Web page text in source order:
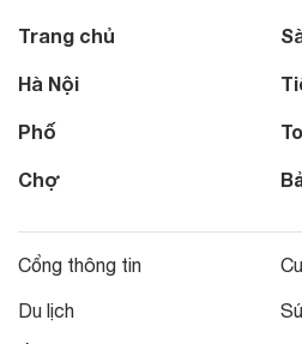
Trang chủ
Hà Nội
Phố
Chợ
Cổng thông tin
Du lịch